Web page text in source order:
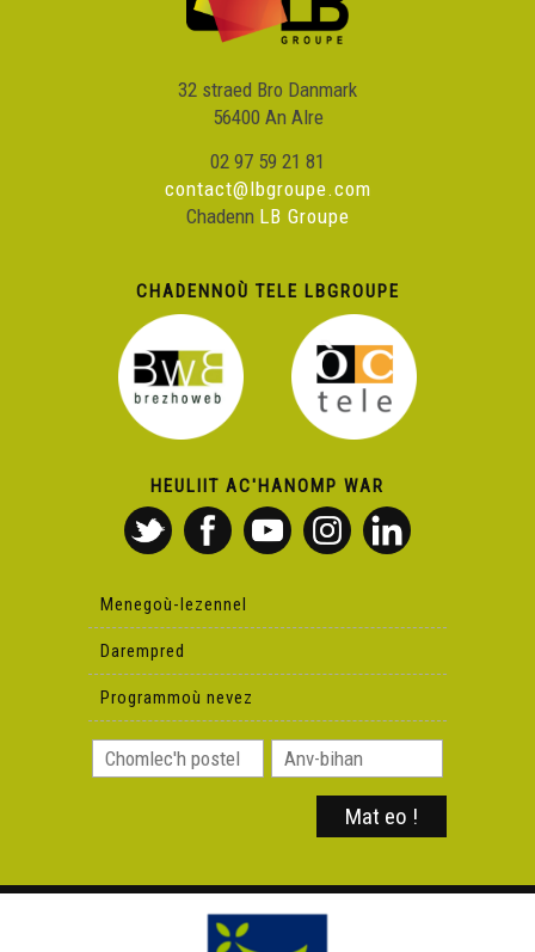
32 straed Bro Danmark
56400 An Alre
02 97 59 21 81
contact@lbgroupe.com
Chadenn LB Groupe
CHADENNOÙ TELE LBGROUPE
HEULIIT AC'HANOMP WAR
Menegoù-lezennel
Darempred
Programmoù nevez